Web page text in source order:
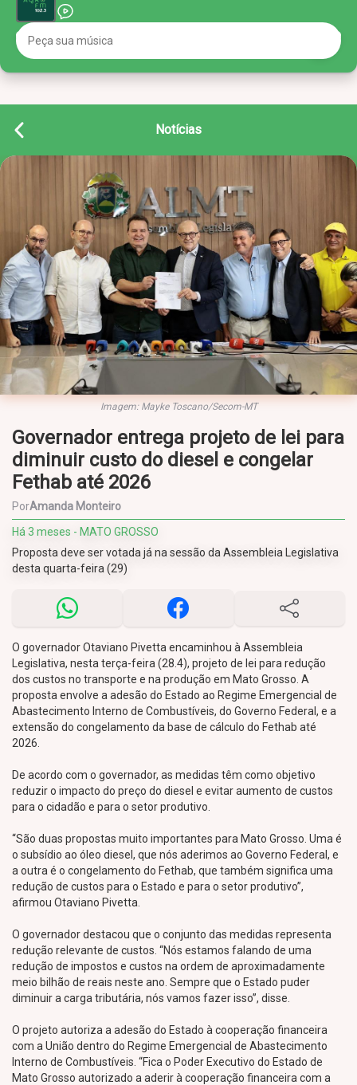
Notícias
Imagem: Mayke Toscano/Secom-MT
Governador entrega projeto de lei para
diminuir custo do diesel e congelar
Fethab até 2026
PorAmanda Monteiro
Há 3 meses - MATO GROSSO
Proposta deve ser votada já na sessão da Assembleia Legislativa
desta quarta-feira (29)
O governador Otaviano Pivetta encaminhou à Assembleia
Legislativa, nesta terça-feira (28.4), projeto de lei para redução
dos custos no transporte e na produção em Mato Grosso. A
proposta envolve a adesão do Estado ao Regime Emergencial de
Abastecimento Interno de Combustíveis, do Governo Federal, e a
extensão do congelamento da base de cálculo do Fethab até
2026.
De acordo com o governador, as medidas têm como objetivo
reduzir o impacto do preço do diesel e evitar aumento de custos
para o cidadão e para o setor produtivo.
“São duas propostas muito importantes para Mato Grosso. Uma é
o subsídio ao óleo diesel, que nós aderimos ao Governo Federal, e
a outra é o congelamento do Fethab, que também significa uma
redução de custos para o Estado e para o setor produtivo”,
afirmou Otaviano Pivetta.
O governador destacou que o conjunto das medidas representa
redução relevante de custos. “Nós estamos falando de uma
redução de impostos e custos na ordem de aproximadamente
meio bilhão de reais neste ano. Sempre que o Estado puder
diminuir a carga tributária, nós vamos fazer isso”, disse.
O projeto autoriza a adesão do Estado à cooperação financeira
com a União dentro do Regime Emergencial de Abastecimento
Interno de Combustíveis. “Fica o Poder Executivo do Estado de
Mato Grosso autorizado a aderir à cooperação financeira com a